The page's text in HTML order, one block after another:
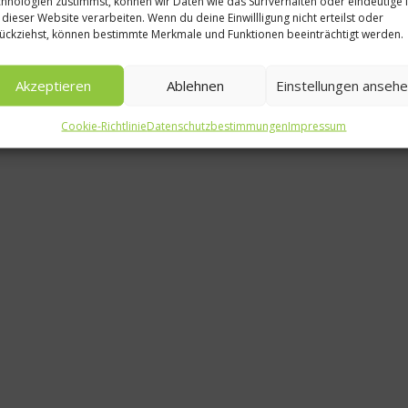
dieser Website verarbeiten. Wenn du deine Einwillligung nicht erteilst oder
können bestimmte Merkmale und Funktionen beeinträchtigt werden.
Akzeptieren Ablehnen Einstellungen
Cookie-RichtlinieDatenschutzbestimmungenImpressum
Köche à